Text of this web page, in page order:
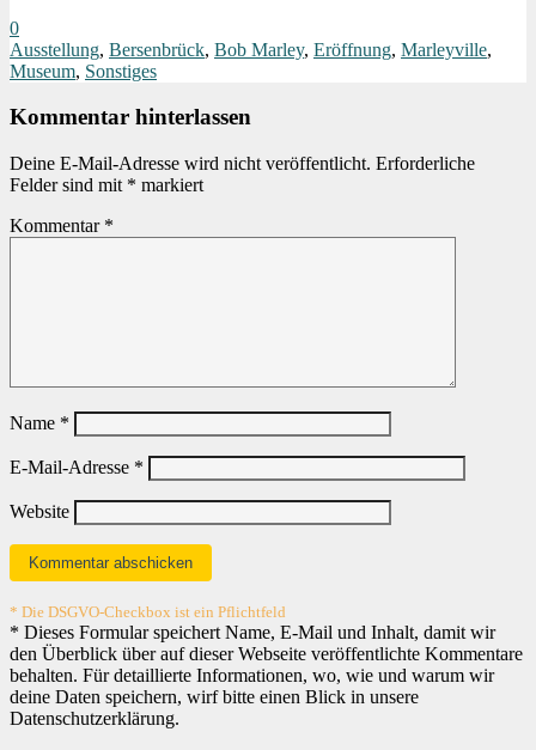
0
Ausstellung, Bersenbrück, Bob Marley, Eröffnung, Marleyville,
Museum, Sonstiges
Kommentar hinterlassen
Deine E-Mail-Adresse wird nicht veröffentlicht. Erforderliche
Felder sind mit * markiert
Kommentar *
Name *
E-Mail-Adresse *
Website
* Die DSGVO-Checkbox ist ein Pflichtfeld
* Dieses Formular speichert Name, E-Mail und Inhalt, damit wir
den Überblick über auf dieser Webseite veröffentlichte Kommentare
behalten. Für detaillierte Informationen, wo, wie und warum wir
deine Daten speichern, wirf bitte einen Blick in unsere
Datenschutzerklärung.